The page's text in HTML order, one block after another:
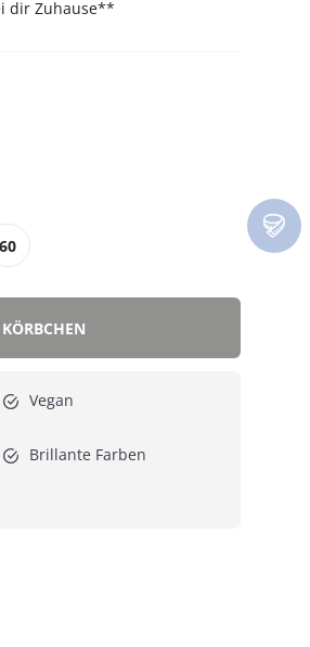
dir Zuhause**
60
Vegan
Brillante Farben